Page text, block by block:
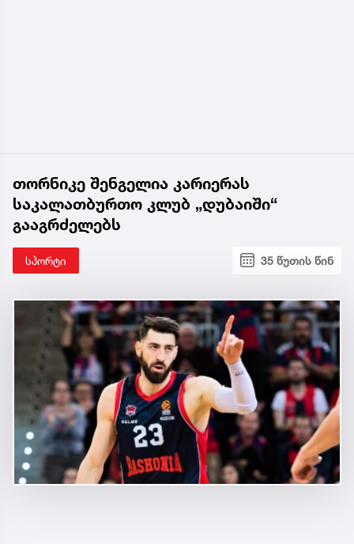
თორნიკე შენგელია კარიერას
საკალათბურთო კლუბ „დუბაიში“
გააგრძელებს
სპორტი 35 წუთის წინ